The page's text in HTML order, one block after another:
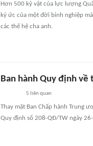
Hơn 500 kỷ vật của lực lượng
ký ức của một đời binh nghiệp
các thế hệ cha anh.
Ban hành Quy định
5 liên quan
Thay mặt Ban Chấp hành Trung
Quy định số 208-QĐ/TW ngày